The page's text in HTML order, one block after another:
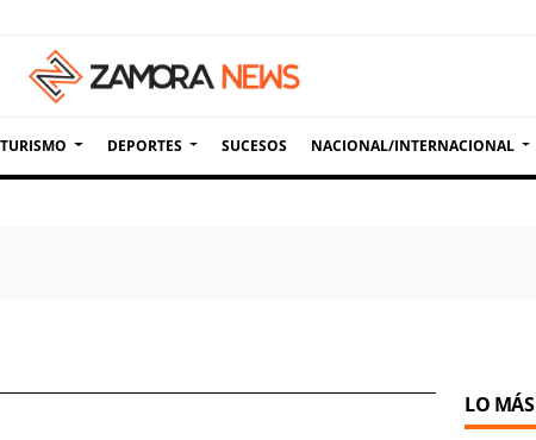
DEPORTES SUCESOS NACIONAL/INTERNACIONAL
LO MÁS